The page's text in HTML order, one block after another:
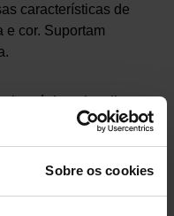
Sobre os cookies
características de
e cor. Suportam
máxima de mil
bastante fácil de
uma potência máxima
tripé, que se pode